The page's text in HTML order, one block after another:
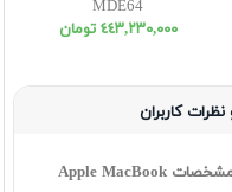
MDE64
٤٤٣,٢٣٠,٠٠٠ تومان
نظرات کاربران
لپ تاپ اپل مدل مک بوک پرو MX 313 با مشخصات Apple MacBook